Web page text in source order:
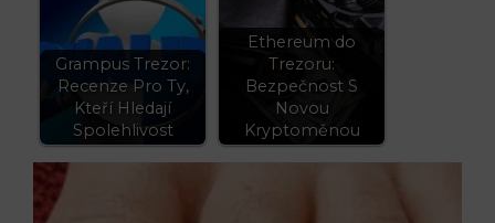
Grampus Trezor:
Recenze Pro Ty,
Kteří Hledají
Spolehlivost
Ethereum do
Trezoru:
Bezpečnost S
Novou
Kryptoměnou